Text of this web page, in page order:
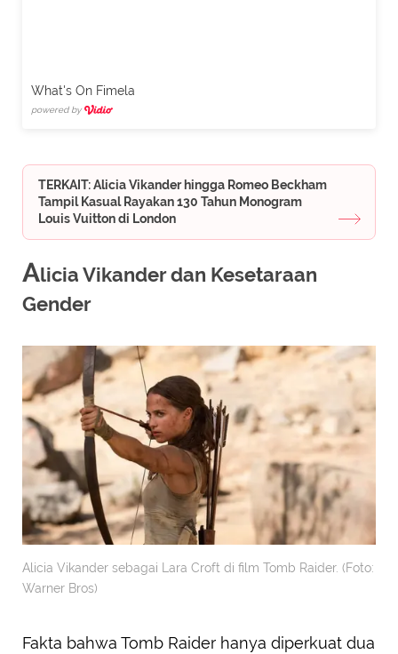
What's On Fimela
powered by
TERKAIT: Alicia Vikander hingga Romeo Beckham
Tampil Kasual Rayakan 130 Tahun Monogram
Louis Vuitton di London
Alicia Vikander dan Kesetaraan
Gender
Alicia Vikander sebagai Lara Croft di film Tomb Raider. (Foto:
Warner Bros)
Fakta bahwa Tomb Raider hanya diperkuat dua